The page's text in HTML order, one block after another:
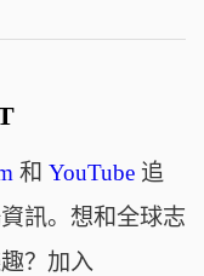
和 YouTube追
訊。想和全球志
？加入